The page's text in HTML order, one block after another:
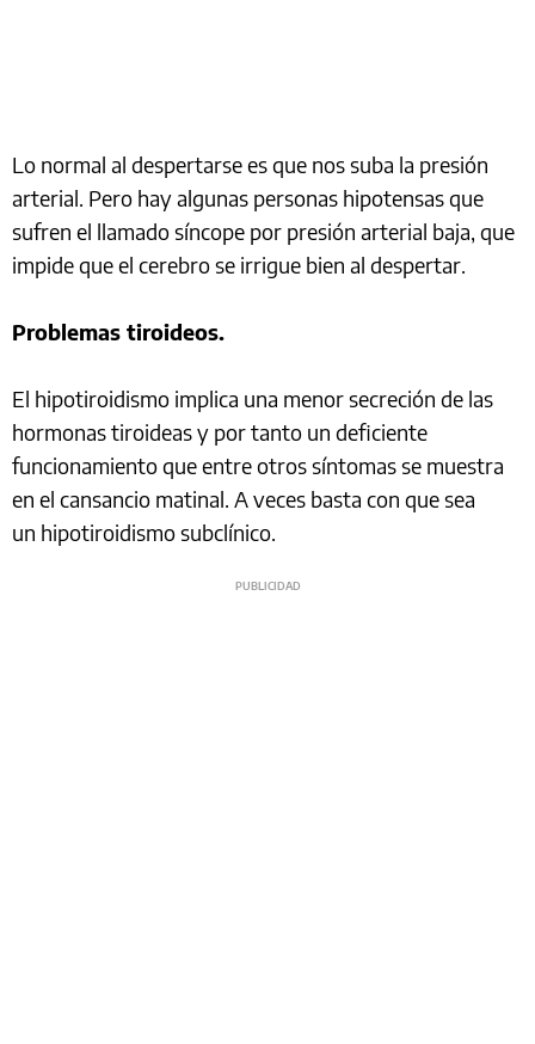
Lo normal al despertarse es que nos suba la presión
arterial. Pero hay algunas personas hipotensas que
sufren el llamado síncope por presión arterial baja, que
impide que el cerebro se irrigue bien al despertar.
Problemas tiroideos.
El hipotiroidismo implica una menor secreción de las
hormonas tiroideas y por tanto un deficiente
funcionamiento que entre otros síntomas se muestra
en el cansancio matinal. A veces basta con que sea
un hipotiroidismo subclínico.